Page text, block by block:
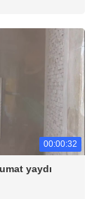
00:00:32
yaydı